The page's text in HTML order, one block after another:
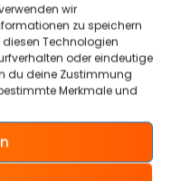
wir
zu speichern
Technologien
oder eindeutige
du deine Zustimmung
Merkmale und